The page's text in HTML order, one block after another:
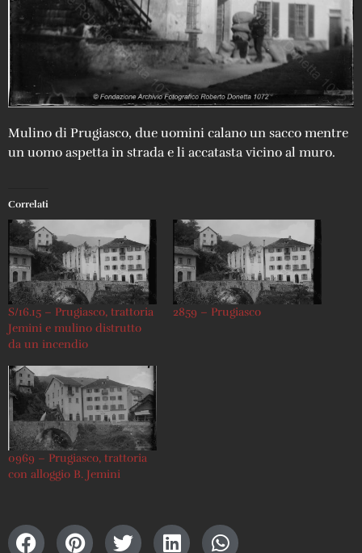
Mulino di Prugiasco, due uomini calano un sacco mentre
un uomo aspetta in strada e li accatasta vicino al muro.
Correlati
S/16.15 – Prugiasco, trattoria
Jemini e mulino distrutto
da un incendio
2859 – Prugiasco
0969 – Prugiasco, trattoria
con alloggio B. Jemini